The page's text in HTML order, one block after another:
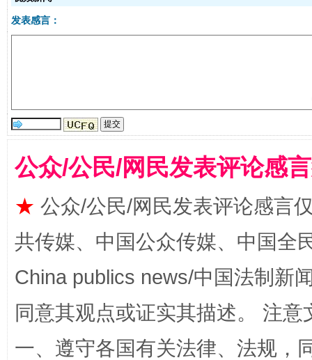
全民健身五年计划来了！等你上场
发表感言：
公众/公民/网民发表评论感
★ 公众/公民/网民发表评论感言
共传媒、中国公众传媒、中国全
China publics news/中国法制新
同意其观点或证实其描述。 注
一、遵守各国有关法律、法规，